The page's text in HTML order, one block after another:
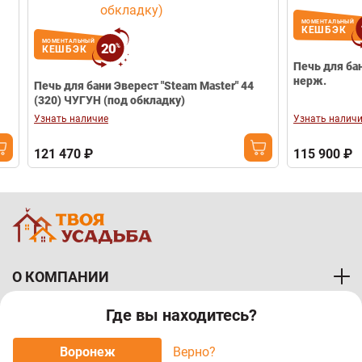
Где вы находитесь?
Воронеж Верно?
МОМЕНТАЛЬНЫЙ
КЕШБЭК 20 %
Печь для бани Эверест "Steam Master" 44
(320) ЧУГУН (под обкладку)
Узнать наличие
121 470 ₽
МОМЕНТАЛЬНЫЙ
КЕШБЭК 15
Печь для бани чугунная
нерж.
Узнать наличие
115 900 ₽
О КОМПАНИИ
ПОКУПАТЕЛЯМ